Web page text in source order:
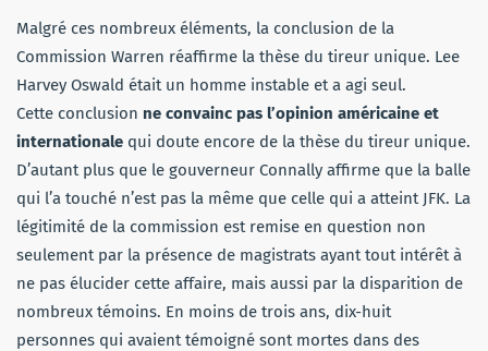
Malgré ces nombreux éléments, la conclusion de la
Commission Warren réaffirme la thèse du tireur unique. Lee
Harvey Oswald était un homme instable et a agi seul.
Cette conclusion ne convainc pas l’opinion américaine et
internationale qui doute encore de la thèse du tireur unique.
D’autant plus que le gouverneur Connally affirme que la balle
qui l’a touché n’est pas la même que celle qui a atteint JFK. La
légitimité de la commission est remise en question non
seulement par la présence de magistrats ayant tout intérêt à
ne pas élucider cette affaire, mais aussi par la disparition de
nombreux témoins. En moins de trois ans, dix-huit
personnes qui avaient témoigné sont mortes dans des